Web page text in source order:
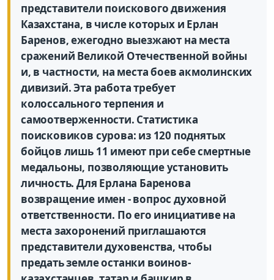
представители поискового движения
Казахстана, в числе которых и Ерлан
Баренов, ежегодно выезжают на места
сражений Великой Отечественной войны
и, в частности, на места боев акмолинских
дивизий. Эта работа требует
колоссального терпения и
самоотверженности. Статистика
поисковиков сурова: из 120 поднятых
бойцов лишь 11 имеют при себе смертные
медальоны, позволяющие установить
личность. Для Ерлана Баренова
возвращение имен - вопрос духовной
ответственности. По его инициативе на
места захоронений приглашаются
представители духовенства, чтобы
предать земле останки воинов-